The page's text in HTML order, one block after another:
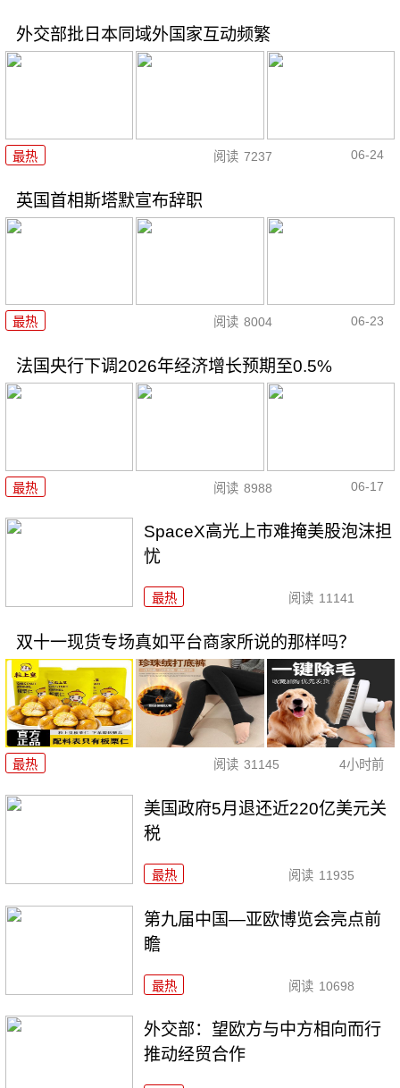
外交部批日本同域外国家互动频繁
最热 阅读 7237 06-24
英国首相斯塔默宣布辞职
最热 阅读 8004 06-23
法国央行下调2026年经济增长预期至0.5%
最热 阅读 8988 06-17
SpaceX高光上市难掩美股泡沫担
忧
最热 阅读 11141
双十一现货专场真如平台商家所说的那样吗？
最热 阅读 31145 4小时前
美国政府5月退还近220亿美元关
税
最热 阅读 11935
第九届中国—亚欧博览会亮点前
瞻
最热 阅读 10698
外交部：望欧方与中方相向而行
推动经贸合作